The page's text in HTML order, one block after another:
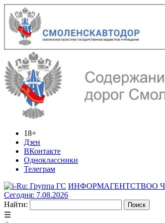
18+
Дзен
ВКонтакте
Одноклассники
Телеграм
ИНФОРМАГЕНТСТВОО
Сегодня: 7.08.2026
Найти:
☰